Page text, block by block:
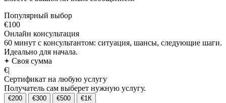
Популярный выбор
€100
Онлайн консультация
60 минут с консультантом: ситуация, шансы, следующие шаги.
Идеально для начала.
Своя сумма
€|
Сертификат на любую услугу
Получатель сам выберет нужную услугу.
€200 €300 €500 €1К